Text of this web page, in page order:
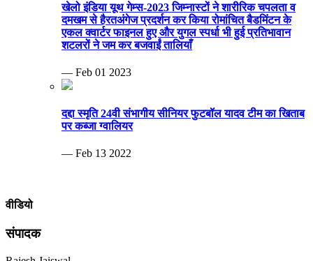
खेलो इंडिया यूथ गेम्स-2023 जिम्नास्टों ने शारीरिक चपलता व
दमखम से हैरतअंगेज प्रदर्शन कर किया रोमांचित बैडमिंटन के
एकल क्वार्टर फाइनल हुए और युगल स्पर्धा भी हुई प्रतिभावान
शटलरों ने जम कर बजवाईं तालियाँ
— Feb 01 2023
दद्दा स्मृति 24वी संभागीय सीनियर फुटबॉल यादव टीम का खिताब
पर कब्जा ग्वालियर
— Feb 13 2022
वीडियो
संपादक